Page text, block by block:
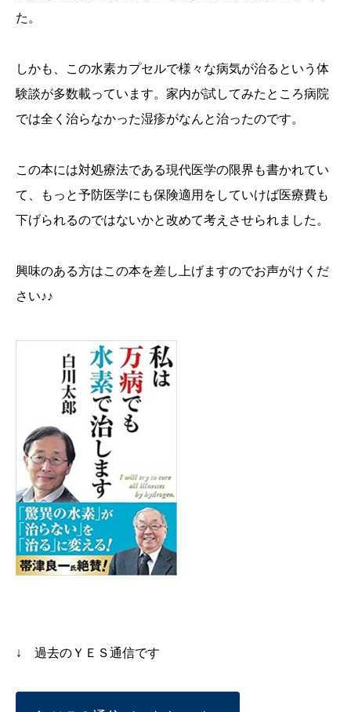
た。
しかも、この水素カプセルで様々な病気が治るという体
験談が多数載っています。家内が試してみたところ病院
では全く治らなかった湿疹がなんと治ったのです。
この本には対処療法である現代医学の限界も書かれてい
て、もっと予防医学にも保険適用をしていけば医療費も
下げられるのではないかと改めて考えさせられました。
興味のある方はこの本を差し上げますのでお声がけくだ
さい♪♪
↓ 過去のＹＥＳ通信です